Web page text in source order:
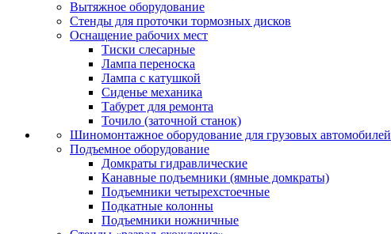
Вытяжное оборудование
Стенды для проточки тормозных дисков
Оснащение рабочих мест
Тиски слесарные
Лампа переноска
Лампа с катушкой
Сиденье механика
Табурет для ремонта
Точило (заточной станок)
Шиномонтажное оборудование для грузовых автомобилей
Подъемное оборудование
Домкраты гидравлические
Канавные подъемники (ямные домкраты)
Подъемники четырехстоечные
Подкатные колонны
Подъемники ножничные